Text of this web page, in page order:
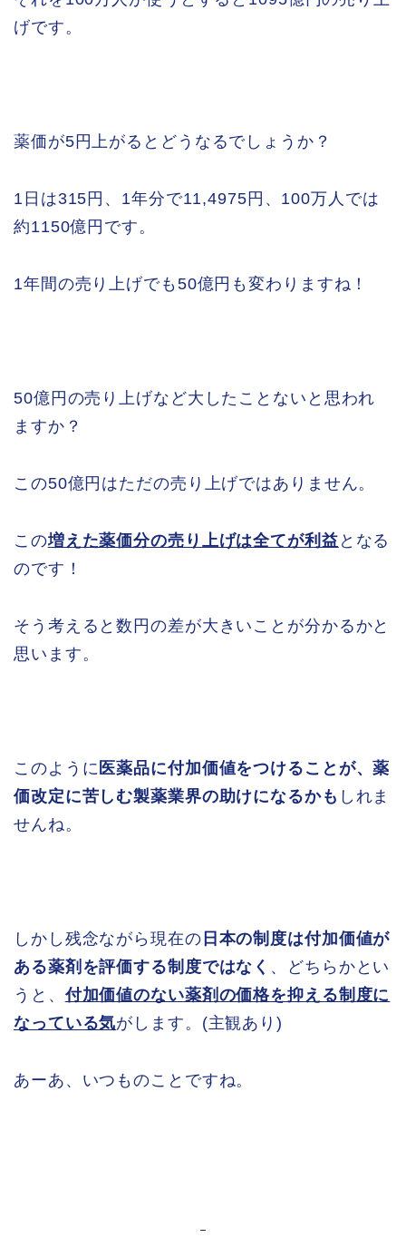
げです。
薬価が5円上がるとどうなるでしょうか？
1日は315円、1年分で11,4975円、100万人では
約1150億円です。
1年間の売り上げでも50億円も変わりますね！
50億円の売り上げなど大したことないと思われ
ますか？
この50億円はただの売り上げではありません。
この増えた薬価分の売り上げは全てが利益 となる
のです！
そう考えると数円の差が大きいことが分かるかと
思います。
このように 医薬品に付加価値をつけることが、薬
価改定に苦しむ製薬業界の助けになるかも しれま
せんね。
しかし残念ながら現在の 日本の制度は付加価値が
ある薬剤を評価する制度ではなく 、どちらかとい
うと、付加価値のない薬剤の価格を抑える制度に
なっている気がします。(主観あり)
あーあ、いつものことですね。